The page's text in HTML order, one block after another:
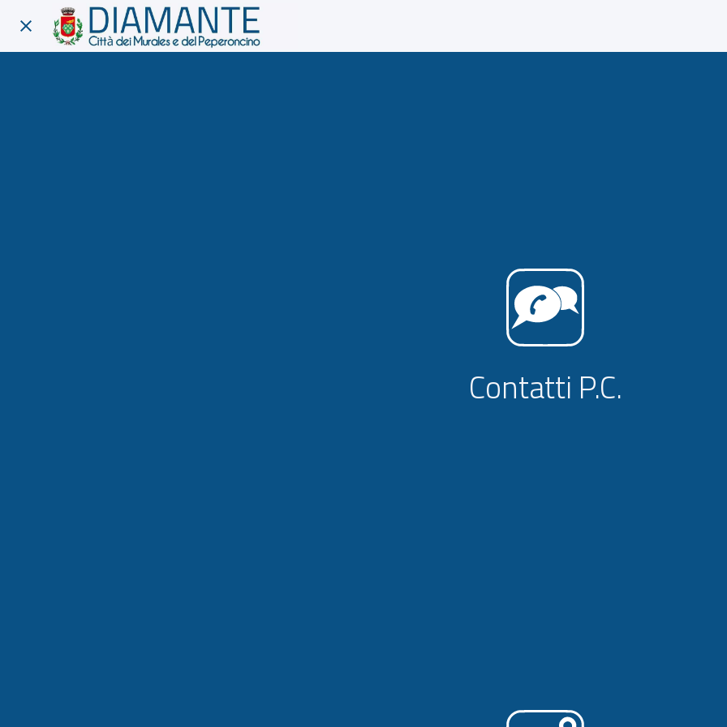
Contatti P.C.